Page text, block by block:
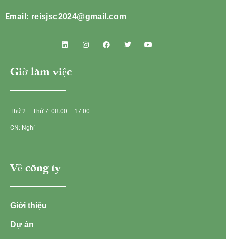
Email: reisjsc2024@gmail.com
Giờ làm việc
Thứ 2 – Thứ 7: 08.00 – 17.00
CN: Nghỉ
Về công ty
Giới thiệu
Dự án